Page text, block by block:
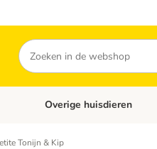
Zoeken
Open categoriemenu: Katten
Overige huisdieren
Tonijn & Kip